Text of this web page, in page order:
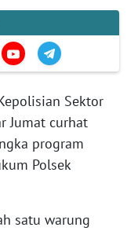
Sektor
Jumat curhat
program
Polsek
satu warung